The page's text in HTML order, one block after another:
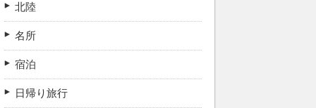
北陸
名所
宿泊
日帰り旅行